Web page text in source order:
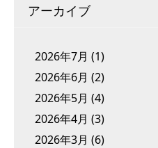
アーカイブ
2026年7月 (1)
2026年6月 (2)
2026年5月 (4)
2026年4月 (3)
2026年3月 (6)